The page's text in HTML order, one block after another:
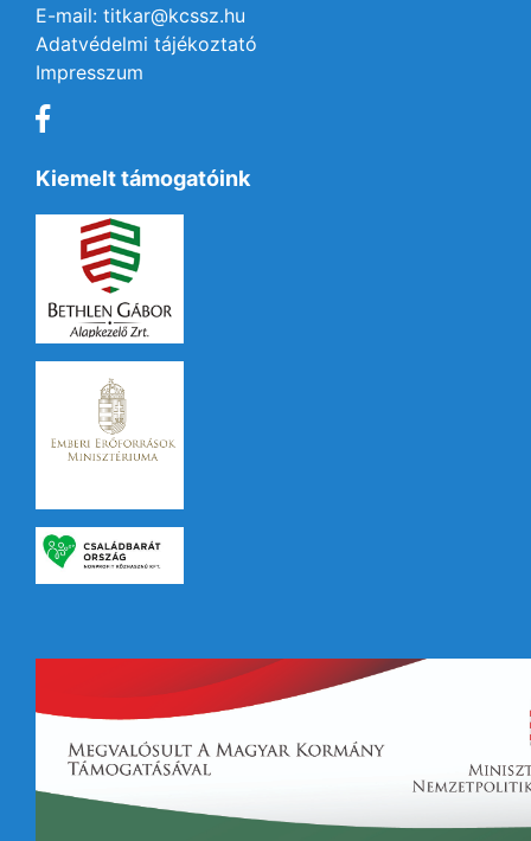
E-mail: titkar@kcssz.hu
Adatvédelmi tájékoztató
Impresszum
Kiemelt támogatóink